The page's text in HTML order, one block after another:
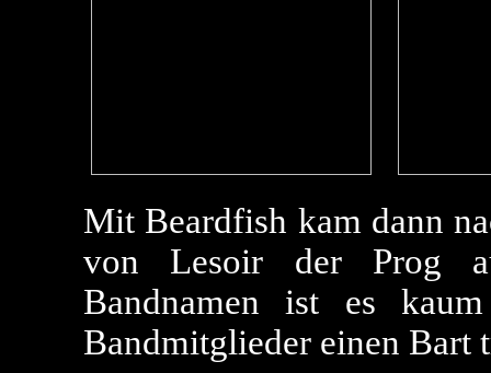
Mit Beardfish kam dann
von Lesoir der Prog
Bandnamen ist es
Bandmitglieder einen Bart